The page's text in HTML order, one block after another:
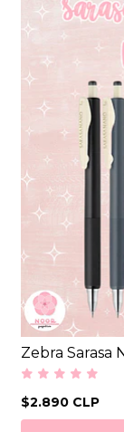
Zebra Sarasa
$2.890 CLP